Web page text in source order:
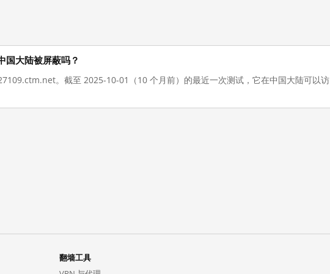
大陆被屏蔽吗？
。截至 2025-10-01（10 个月前）的最近一次测试，它在中国大陆可以访
翻墙工具